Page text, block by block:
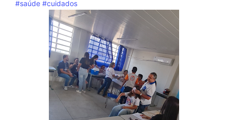
#saúde #cuidados